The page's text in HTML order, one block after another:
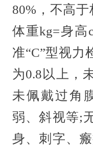
80%，不高
体重kg=身高
准“C”型视力
为0.8以上，
未佩戴过角
弱、斜视等;
身、刺字、